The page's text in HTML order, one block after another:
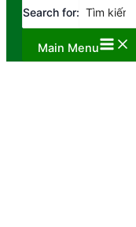
Search for:
Main Menu